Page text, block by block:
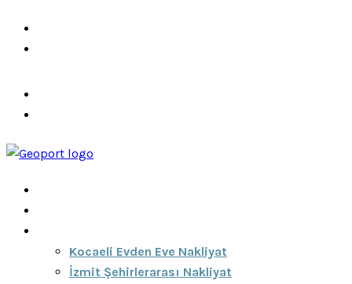
Kocaeli Evden Eve Nakliyat
İzmit Şehirlerarası Nakliyat